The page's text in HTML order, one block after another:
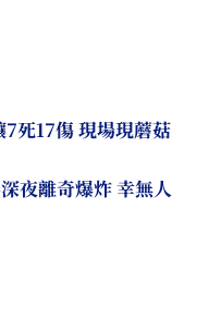
死17傷 現場現蘑菇
夜離奇爆炸 幸無人